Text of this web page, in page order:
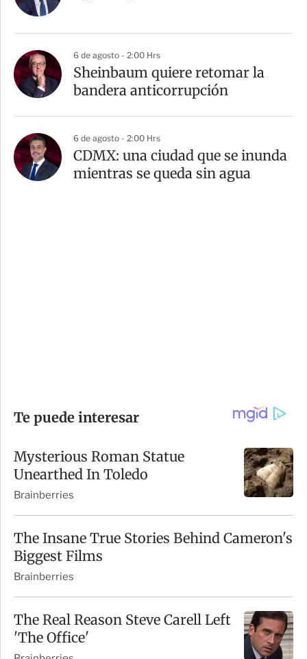
6 de agosto - 2:00 Hrs
Sheinbaum quiere retomar la
bandera anticorrupción
6 de agosto - 2:00 Hrs
CDMX: una ciudad que se inunda
mientras se queda sin agua